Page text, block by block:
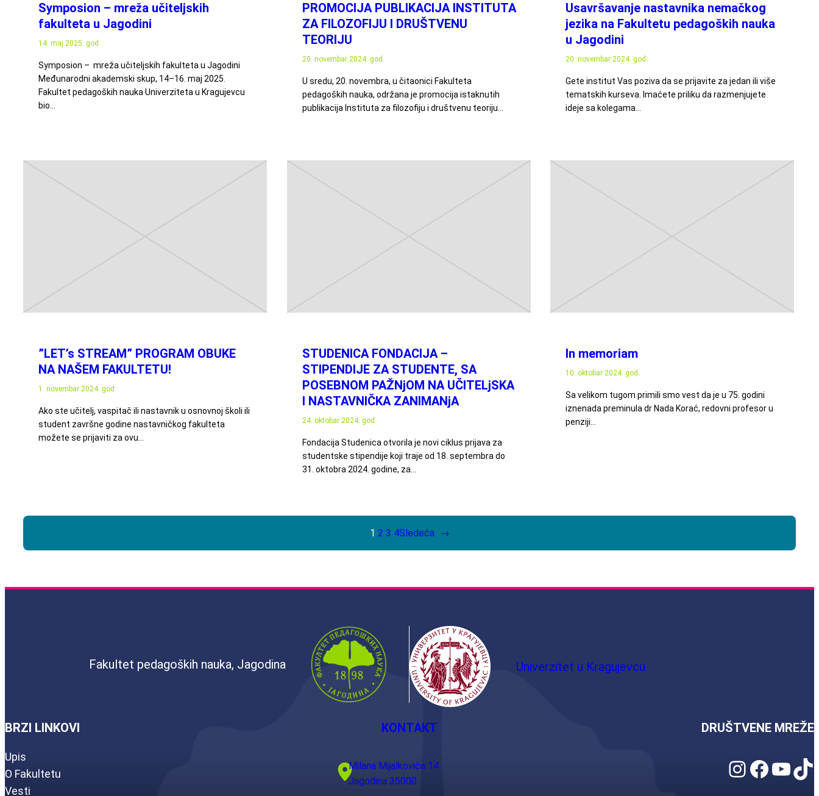
Symposion – mreža učiteljskih
fakulteta u Jagodini
14. maj 2025. god.
Symposion – mreža učiteljskih fakulteta u Jagodini
Međunarodni akademski skup, 14–16. maj 2025.
Fakultet pedagoških nauka Univerziteta u Kragujevcu
bio…
PROMOCIJA PUBLIKACIJA INSTITUTA
ZA FILOZOFIJU I DRUŠTVENU
TEORIJU
20. novembar 2024. god.
U sredu, 20. novembra, u čitaonici Fakulteta
pedagoških nauka, održana je promocija istaknutih
publikacija Instituta za filozofiju i društvenu teoriju…
Usavršavanje nastavnika nemačkog
jezika na Fakultetu pedagoških nauka
u Jagodini
20. novembar 2024. god.
Gete institut Vas poziva da se prijavite za jedan ili više
tematskih kurseva. Imaćete priliku da razmenjujete
ideje sa kolegama…
”LET’s STREAM” PROGRAM OBUKE
NA NAŠEM FAKULTETU!
1. novembar 2024. god.
Ako ste učitelj, vaspitač ili nastavnik u osnovnoj školi ili
student završne godine nastavničkog fakulteta
možete se prijaviti za ovu…
STUDENICA FONDACIJA –
STIPENDIJE ZA STUDENTE, SA
POSEBNOM PAŽNjOM NA UČITELjSKA
I NASTAVNIČKA ZANIMANjA
24. oktobar 2024. god.
Fondacija Studenica otvorila je novi ciklus prijava za
studentske stipendije koji traje od 18. septembra do
31. oktobra 2024. godine, za…
In memoriam
10. oktobar 2024. god.
Sa velikom tugom primili smo vest da je u 75. godini
iznenada preminula dr Nada Korać, redovni profesor u
penziji…
1 2 3 4Sledeća →
Fakultet pedagoških nauka, Jagodina Univerzitet u Kragujevcu
BRZI LINKOVI
Upis
O Fakultetu
Vesti
KONTAKT
Milana Mijalkovića 14
Jagodina 35000
DRUŠTVENE MREŽE
Instagram Facebook YouTube TikTok